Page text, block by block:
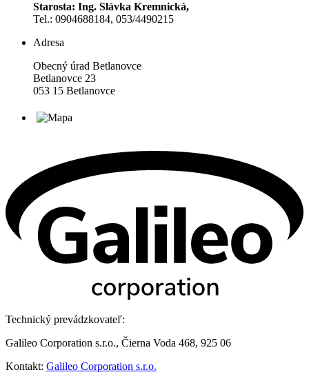
Starosta: Ing. Slávka Kremnická,
Tel.: 0904688184, 053/4490215
Adresa
Obecný úrad Betlanovce
Betlanovce 23
053 15 Betlanovce
Technický prevádzkovateľ:
Galileo Corporation s.r.o., Čierna Voda 468, 925 06
Kontakt: Galileo Corporation s.r.o.